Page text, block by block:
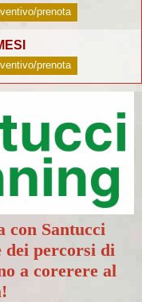
prenota
prenota
con Santucci
dei percorsi di
a corerere al